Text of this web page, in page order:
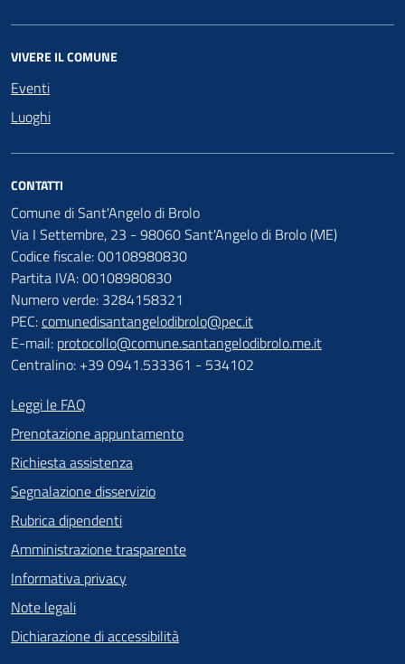
VIVERE IL COMUNE
Eventi
Luoghi
CONTATTI
Comune di Sant'Angelo di Brolo
Via I Settembre, 23 - 98060 Sant'Angelo di Brolo (ME)
Codice fiscale: 00108980830
Partita IVA: 00108980830
Numero verde: 3284158321
PEC:comunedisantangelodibrolo@pec.it
E-mail: protocollo@comune.santangelodibrolo.me.it
Centralino: +39 0941.533361 - 534102
Leggi le FAQ
Prenotazione appuntamento
Richiesta assistenza
Segnalazione disservizio
Rubrica dipendenti
Amministrazione trasparente
Informativa privacy
Note legali
Dichiarazione di accessibilità